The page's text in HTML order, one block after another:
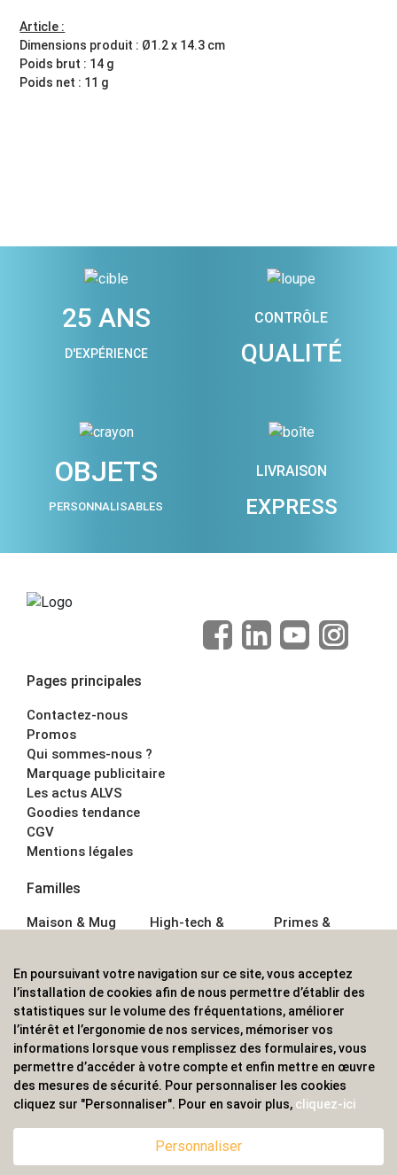
Article :
Dimensions produit : Ø1.2 x 14.3 cm
Poids brut : 14 g
Poids net : 11 g
25 ANS
D'EXPÉRIENCE
CONTRÔLE
QUALITÉ
OBJETS
PERSONNALISABLES
LIVRAISON
EXPRESS
Pages principales
Contactez-nous
Promos
Qui sommes-nous ?
Marquage publicitaire
Les actus ALVS
Goodies tendance
CGV
Mentions légales
Familles
Maison & Mug
Écriture
Bagagerie sacs
High-tech &
Sport &
Outdoor
Enfant
Primes &
Boisson
Textile &
Casquette
Accessoires de
ALVS, fournisseur d'objets publicitaires, pour les
professionnels. Une implantation nationale, une
couverture internationale.
En poursuivant votre navigation sur ce site, vous acceptez
l’installation de cookies afin de nous permettre d’établir des
statistiques sur le volume des fréquentations, améliorer
l’intérêt et l’ergonomie de nos services, mémoriser vos
informations lorsque vous remplissez des formulaires, vous
permettre d’accéder à votre compte et enfin mettre en œuvre
des mesures de sécurité. Pour personnaliser les cookies
cliquez sur "Personnaliser". Pour en savoir plus, cliquez-ici
Personnaliser